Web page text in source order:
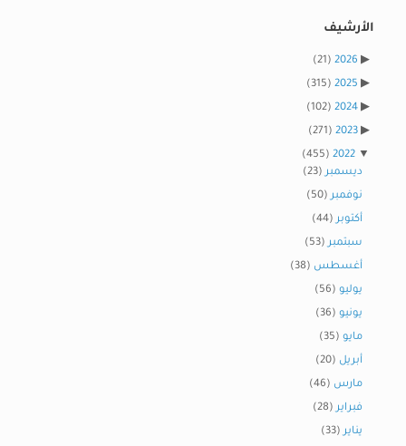
الأرشيف
2026
(21)
2025
(315)
2024
(102)
2023
(271)
2022
(455)
ديسمبر(23)
نوفمبر(50)
أكتوبر(44)
سبتمبر(53)
أغسطس (38)
يوليو (56)
يونيو (36)
مايو (35)
أبريل (20)
مارس (46)
فبراير(28)
يناير(33)